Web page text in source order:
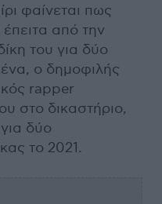
φαίνεται πως
από την
του για δύο
ο δημοφιλής
rapper
στο δικαστήριο,
δύο
το 2021.